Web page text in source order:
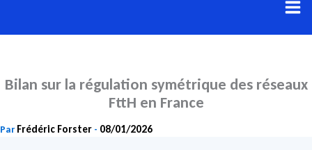
au
Bilan sur la régulation symétrique des réseaux
FttH en France
Par Frédéric Forster - 08/01/2026